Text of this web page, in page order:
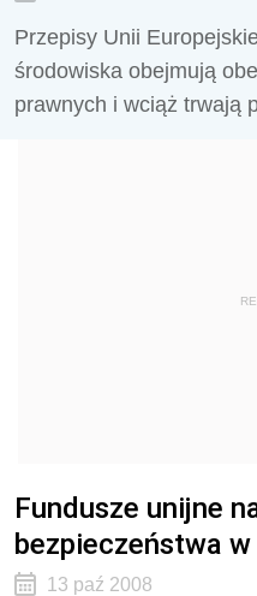
Przepisy Unii
środowiska obejmują
prawnych i wciąż trwają
Fundusze unijne
bezpieczeństwa
13 paź 2008